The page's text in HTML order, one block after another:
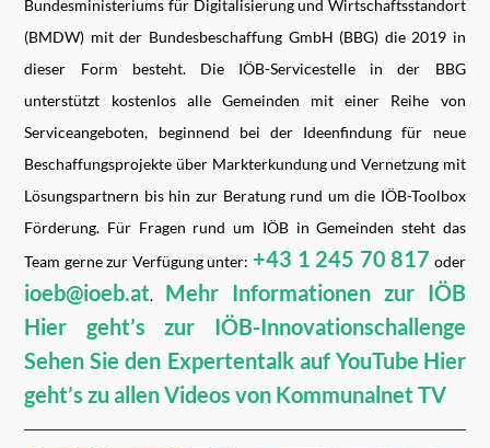
Bundesministeriums für Digitalisierung und Wirtschaftsstandort
(BMDW) mit der Bundesbeschaffung GmbH (BBG) die 2019 in
dieser Form besteht. Die IÖB-Servicestelle in der BBG
unterstützt kostenlos alle Gemeinden mit einer Reihe von
Serviceangeboten, beginnend bei der Ideenfindung für neue
Beschaffungsprojekte über Markterkundung und Vernetzung mit
Lösungspartnern bis hin zur Beratung rund um die IÖB-Toolbox
Förderung. Für Fragen rund um IÖB in Gemeinden steht das
Team gerne zur Verfügung unter: +43 1 245 70 817 oder
ioeb@ioeb.at. Mehr Informationen zur IÖB
Hier geht’s zur IÖB-Innovationschallenge
Sehen Sie den Expertentalk auf YouTube Hier
geht’s zu allen Videos von Kommunalnet TV